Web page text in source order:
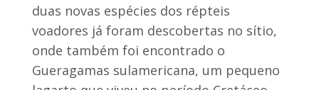
duas novas espécies dos répteis
voadores já foram descobertas no sítio,
onde também foi encontrado o
Gueragamas sulamericana, um pequeno